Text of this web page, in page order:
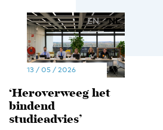
EN NL
13 / 05 / 2026
‘Heroverweeg het
bindend
studieadvies’